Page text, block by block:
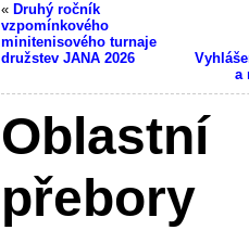
« Druhý ročník
vzpomínkového
minitenisového turnaje
družstev JANA 2026
a
Oblastní
přebory